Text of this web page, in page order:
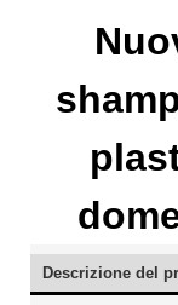
Descrizione del